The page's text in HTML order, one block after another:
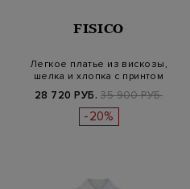
FISICO
Легкое платье из вискозы,
шелка и хлопка с принтом
28 720 РУБ. 35 900 РУБ.
-20%